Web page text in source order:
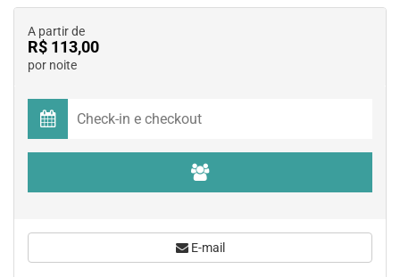
A partir de
R$ 113,00
por noite
E-mail